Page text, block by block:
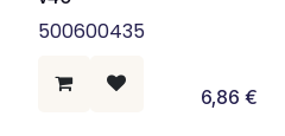
500600435
6,86 €